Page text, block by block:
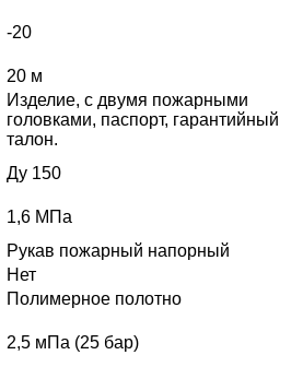
-20
20 м
Изделие, с двумя пожарными
головками, паспорт, гарантийный
талон.
Ду 150
1,6 МПа
Рукав пожарный напорный
Нет
Полимерное полотно
2,5 мПа (25 бар)